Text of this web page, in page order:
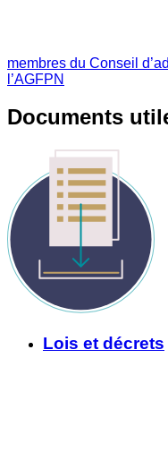
membres du Conseil
l’AGFPN
Documents
Lois et décrets